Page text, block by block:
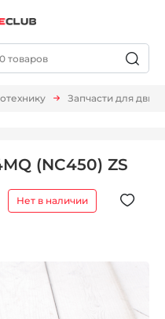
Запчасти для
(NC450) ZS
Нет в наличии